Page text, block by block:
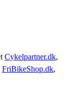
Cykelpartner.dk,
FriBikeShop.dk,